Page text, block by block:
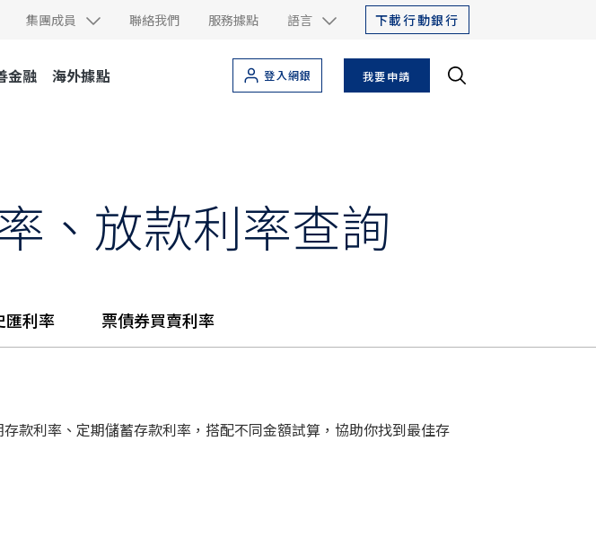
集團成員 聯絡我們 服務據點 語言 下載行動銀行
金融 海外據點 登入網銀 我要申請
、放款利率查詢
匯利率 票債券買賣利率
款利率、定期儲蓄存款利率，搭配不同金額試算，協助你找到最佳存